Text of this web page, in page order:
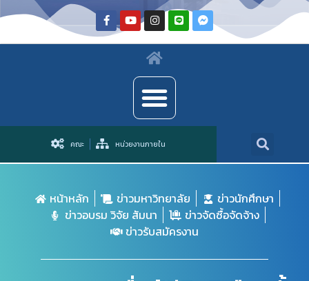
คณะ หน่วยงานภายใน
หน้าหลัก ข่าวมหาวิทยาลัย
ข่าวนักศึกษา
ข่าวอบรม วิจัย สัมนา
ข่าวจัดซื้อจัดจ้าง
ข่าวรับสมัครงาน